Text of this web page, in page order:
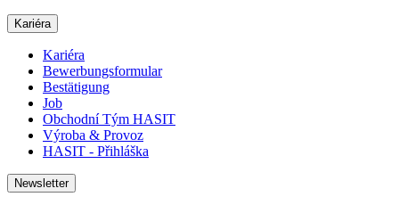
Kariéra
Kariéra
Bewerbungsformular
Bestätigung
Job
Obchodní Tým HASIT
Výroba & Provoz
HASIT - Přihláška
Newsletter